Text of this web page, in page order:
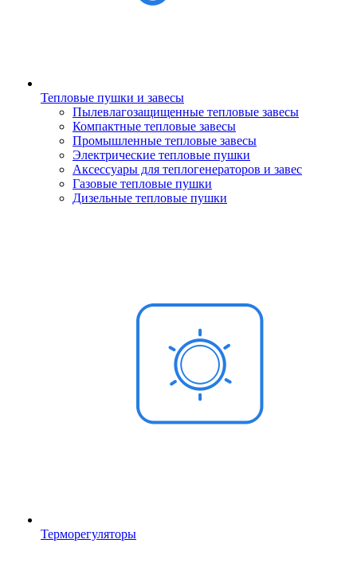
Тепловые пушки и завесы
Пылевлагозащищенные тепловые завесы
Компактные тепловые завесы
Промышленные тепловые завесы
Электрические тепловые пушки
Аксессуары для теплогенераторов и завес
Газовые тепловые пушки
Дизельные тепловые пушки
Терморегуляторы